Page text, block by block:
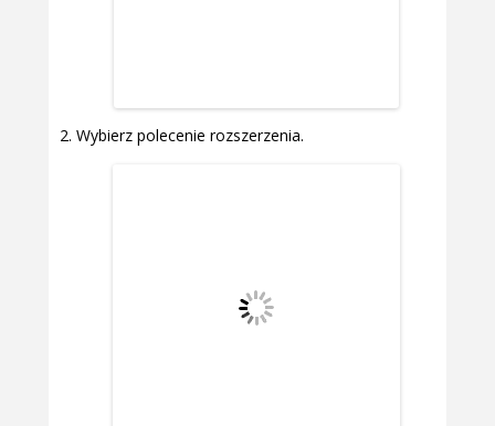
Wybierz polecenie rozszerzenia.